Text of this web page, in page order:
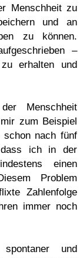
Menschheit zu
und an
zu können.
–
erhalten und
Menschheit
zum Beispiel
schon nach fünf
dass ich in der
einen
Problem
Zahlenfolge
immer noch
und